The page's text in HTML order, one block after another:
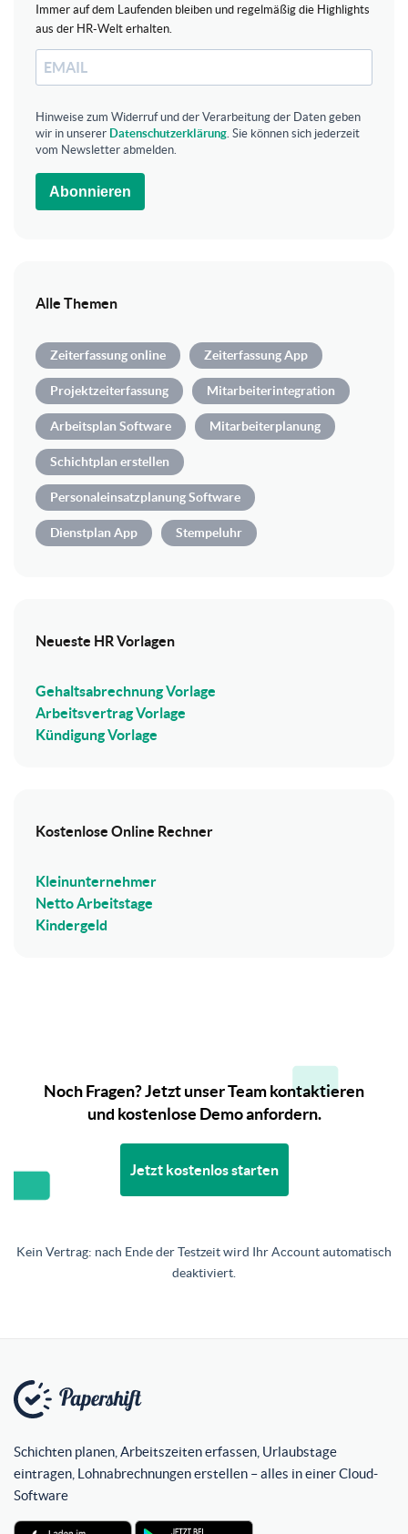
Immer auf dem Laufenden bleiben und regelmäßig die Highlights
aus der HR-Welt erhalten.
Hinweise zum Widerruf und der Verarbeitung der Daten geben
wir in unserer Datenschutzerklärung . Sie können sich jederzeit
vom Newsletter abmelden.
Abonnieren
Alle Themen
Zeiterfassung online Zeiterfassung App
Projektzeiterfassung Mitarbeiterintegration
Arbeitsplan Software Mitarbeiterplanung
Schichtplan erstellen
Personaleinsatzplanung Software
Dienstplan App Stempeluhr
Neueste HR Vorlagen
Gehaltsabrechnung Vorlage
Arbeitsvertrag Vorlage
Kündigung Vorlage
Kostenlose Online Rechner
Kleinunternehmer
Netto Arbeitstage
Kindergeld
Noch Fragen? Jetzt unser Team kontaktieren
und kostenlose Demo anfordern.
Jetzt kostenlos starten
Kein Vertrag: nach Ende der Testzeit wird Ihr Account automatisch
deaktiviert.
Schichten planen, Arbeitszeiten erfassen, Urlaubstage
eintragen, Lohnabrechnungen erstellen – alles in einer Cloud-
Software